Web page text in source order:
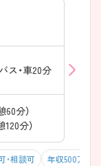
ス・車20分
分）
分）
・相談可 年収500万円